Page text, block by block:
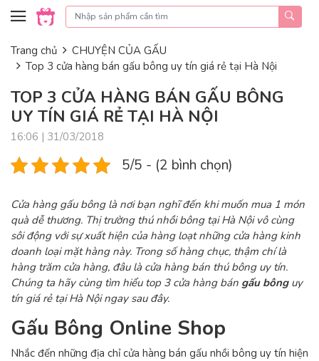
Skip to content
Trang chủ
CHUYỆN CỦA GẤU
Top 3 cửa hàng bán gấu bông uy tín giá rẻ tại Hà Nội
TOP 3 CỬA HÀNG BÁN GẤU BÔNG
UY TÍN GIÁ RẺ TẠI HÀ NỘI
16:06 | 31/03/2018
5/5 - (2 bình chọn)
Cửa hàng gấu bông là nơi bạn nghĩ đến khi muốn mua 1 món
quà dễ thương. Thị trường thú nhồi bông tại Hà Nội vô cùng
sôi động với sự xuất hiện của hàng loạt những cửa hàng kinh
doanh loại mặt hàng này. Trong số hàng chục, thậm chí là
hàng trăm cửa hàng, đâu là cửa hàng bán thú bông uy tín.
Chúng ta hãy cùng tìm hiểu top 3 cửa hàng bán gấu bônguy
tín giá rẻ tại Hà Nội ngay sau đây.
Gấu Bông Online Shop
Nhắc đến những địa chỉ cửa hàng bán gấu nhồi bông uy tín hiện